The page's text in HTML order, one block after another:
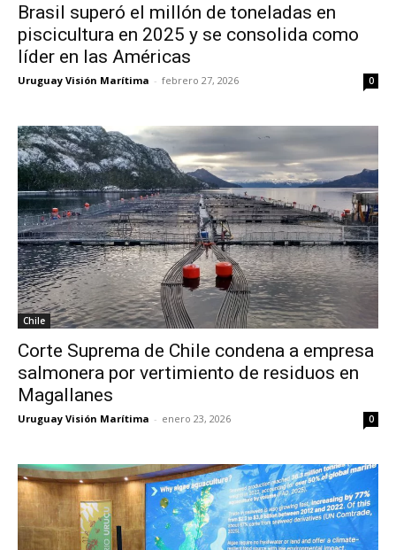
Brasil superó el millón de toneladas en
piscicultura en 2025 y se consolida como
líder en las Américas
Uruguay Visión Marítima - febrero 27, 2026 0
Chile
Corte Suprema de Chile condena a empresa
salmonera por vertimiento de residuos en
Magallanes
Uruguay Visión Marítima - enero 23, 2026 0